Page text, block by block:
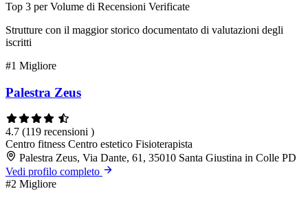
Top 3 per Volume di Recensioni Verificate
Strutture con il maggior storico documentato di valutazioni degli
iscritti
#1 Migliore
Palestra Zeus
4.7 (119 recensioni )
Centro fitness Centro estetico Fisioterapista
Palestra Zeus, Via Dante, 61, 35010 Santa Giustina in Colle PD
Vedi profilo completo
#2 Migliore